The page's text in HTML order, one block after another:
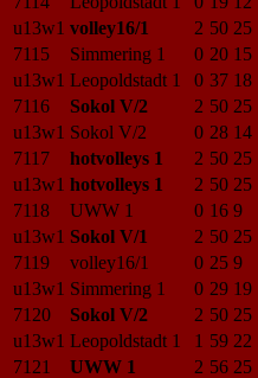
u13w1 volley16/1 2 50 25
7115
Simmering 1 0 20 15
u13w1 Leopoldstadt 1 0 37 18
7116
Sokol V/2 2 50 25
u13w1 Sokol V/2 0 28 14
7117
hotvolleys 1 2 50 25
u13w1 hotvolleys 1 2 50 25
7118
UWW 1 0 16 9
u13w1 Sokol V/1 2 50 25
7119
volley16/1 0 25 9
u13w1 Simmering 1 0 29 19
7120
Sokol V/2 2 50 25
u13w1 Leopoldstadt 1 1 59 22
7121
UWW 1 2 56 25